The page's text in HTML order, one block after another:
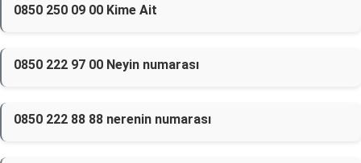
0850 250 09 00 Kime Ait
0850 222 97 00 Neyin numarası
0850 222 88 88 nerenin numarası